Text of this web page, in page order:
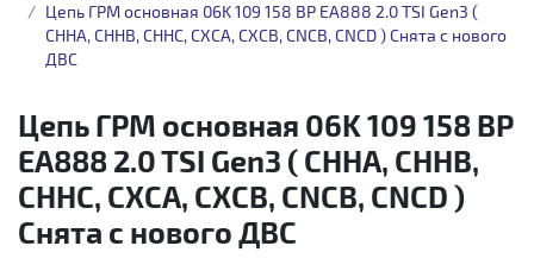
Цепь ГРМ основная 06K 109 158 BP EA888 2.0 TSI Gen3 (
CHHA, CHHB, CHHC, CXCA, CXCB, CNCB, CNCD ) Снята с нового
ДВС
Цепь ГРМ основная 06K 109 158 BP
EA888 2.0 TSI Gen3 ( CHHA, CHHB,
CHHC, CXCA, CXCB, CNCB, CNCD )
Снята с нового ДВС